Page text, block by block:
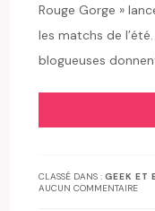
Rouge Gorge »
les matchs de
blogueuses
CLASSÉ DANS :GEEK ET
AUCUN COMMENTAIRE